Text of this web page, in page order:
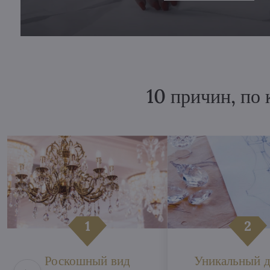
10 причин, по
Роскошный вид Уникальный